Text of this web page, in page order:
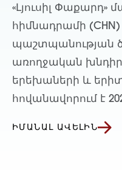
«Լյուսիլ Փաքարդ»
հիմնադրամի
պաշտպանության
առողջական
երեխաների և
հովանավորում է
ԻՄԱՆԱԼ ԱՎԵԼԻՆ